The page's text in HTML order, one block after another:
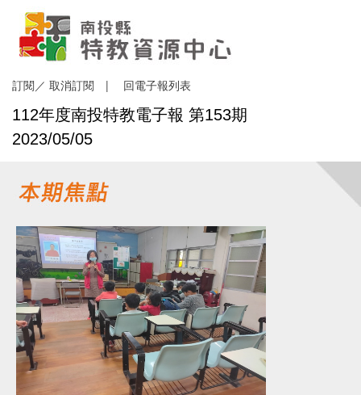
訂閱／ 取消訂閱 | 回電子報列表
112年度南投特教電子報 第153期
2023/05/05